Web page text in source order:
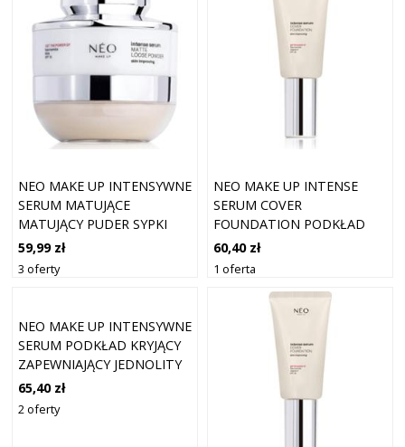
NEO MAKE UP INTENSYWNE
SERUM MATUJĄCE
MATUJĄCY PUDER SYPKI
SPF 10 10 G
59,99 zł
3 oferty
NEO MAKE UP INTENSE
SERUM COVER
FOUNDATION PODKŁAD
NADAJĄCY NATURALNY
WYGLĄD SPF 30 ODCIEŃ 02
60,40 zł
1 oferta
NEO MAKE UP INTENSYWNE
SERUM PODKŁAD KRYJĄCY
ZAPEWNIAJĄCY JEDNOLITY
WYGLĄD NATURALE SPF 30
KOLOR 03 NATURALNY 30
65,40 zł
2 oferty